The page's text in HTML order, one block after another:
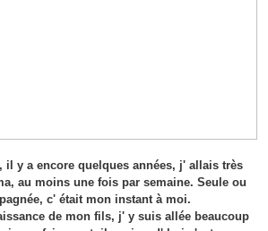
il y a encore quelques années, j' allais très
au moins une fois par semaine. Seule ou
c' était mon instant à moi.
de mon fils, j' y suis allée beaucoup